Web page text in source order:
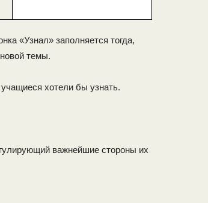
«Узнал» заполняется тогда,
темы.
хотели бы узнать.
важнейшие стороны их